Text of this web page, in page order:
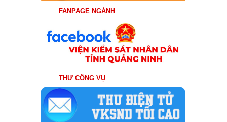
FANPAGE NGÀNH
THƯ CÔNG VỤ